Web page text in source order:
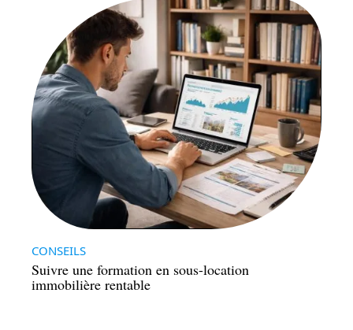
CONSEILS
Suivre une formation en sous-location
immobilière rentable